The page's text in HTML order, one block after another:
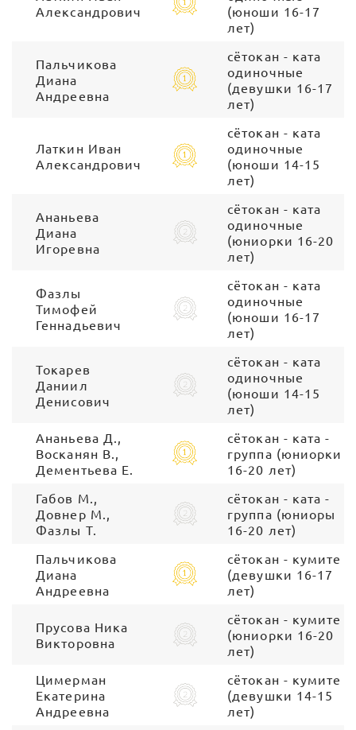
Александрович
(юноши 16-17
лет)
Пальчикова
Диана
Андреевна
сётокан - ката
одиночные
(девушки 16-17
лет)
Латкин Иван
Александрович
сётокан - ката
одиночные
(юноши 14-15
лет)
Ананьева
Диана
Игоревна
сётокан - ката
одиночные
(юниорки 16-20
лет)
Фазлы
Тимофей
Геннадьевич
сётокан - ката
одиночные
(юноши 16-17
лет)
Токарев
Даниил
Денисович
сётокан - ката
одиночные
(юноши 14-15
лет)
Ананьева Д.,
Восканян В.,
Дементьева Е.
сётокан - ката -
группа (юниорки
16-20 лет)
Габов М.,
Довнер М.,
Фазлы Т.
сётокан - ката -
группа (юниоры
16-20 лет)
Пальчикова
Диана
Андреевна
сётокан - кумите
(девушки 16-17
лет)
Прусова Ника
Викторовна
сётокан - кумите
(юниорки 16-20
лет)
Цимерман
Екатерина
Андреевна
сётокан - кумите
(девушки 14-15
лет)